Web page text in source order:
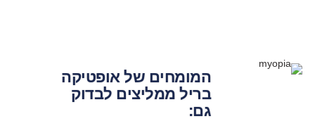
המומחים של אופטיקה
ברילממליצים לבדוק
גם: